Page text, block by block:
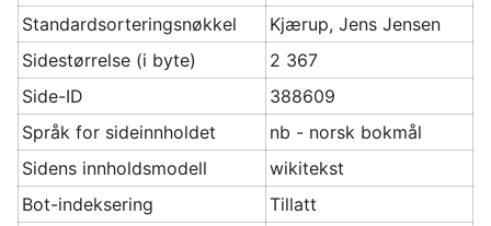
Standardsorteringsnøkkel
Kjærup, Jens Jensen
Sidestørrelse (i byte)
2 367
Side-ID
388609
Språk for sideinnholdet
nb - norsk bokmål
Sidens innholdsmodell
wikitekst
Bot-indeksering
Tillatt